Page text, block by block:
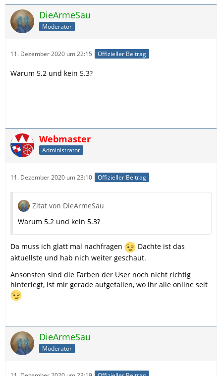
DieArmeSau
Moderator
11. Dezember 2020 um 22:15 Offizieller Beitrag
Warum 5.2 und kein 5.3?
Webmaster
Administrator
11. Dezember 2020 um 23:10 Offizieller Beitrag
Zitat von DieArmeSau
Warum 5.2 und kein 5.3?
Da muss ich glatt mal nachfragen
Dachte ist das
aktuellste und hab nich weiter geschaut.
Ansonsten sind die Farben der User noch nicht richtig
hinterlegt, ist mir gerade aufgefallen, wo ihr alle online seit
DieArmeSau
Moderator